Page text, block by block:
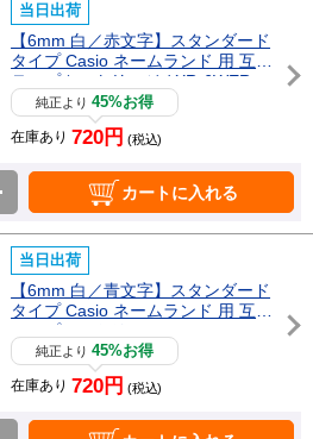
当日出荷
【6mm 白／赤文字】スタンダード
タイプ Casio ネームランド 用 互換
テープカートリッジ / XR-6WER
純正より45%お得
在庫あり 720円 (税込)
カートに入れる
当日出荷
【6mm 白／青文字】スタンダード
タイプ Casio ネームランド 用 互換
テープカートリッジ / XR-6WEB
純正より45%お得
在庫あり 720円 (税込)